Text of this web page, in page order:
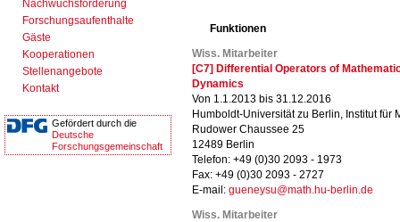
Nachwuchsförderung
Forschungsaufenthalte
Gäste
Kooperationen
Stellenangebote
Kontakt
Gefördert durch die
Deutsche
Forschungsgemeinschaft
Funktionen
Wiss. Mitarbeiter
[C7] Differential Operators of
Dynamics
Von 1.1.2013 bis 31.12.2016
Humboldt-Universität zu Berlin, Institut für
Rudower Chaussee 25
12489 Berlin
Telefon: +49 (0)30 2093 - 1973
Fax: +49 (0)30 2093 - 2727
E-mail: gueneysu@math.hu-berlin.de
Wiss. Mitarbeiter